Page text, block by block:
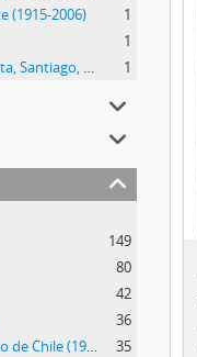
(1915-2006)
1
1
Pacífico Magazine (revista, Santiago, Chile, 1913-1921)
1
149
80
42
36
Junta Militar de Gobierno de Chile (1973-1990)
35